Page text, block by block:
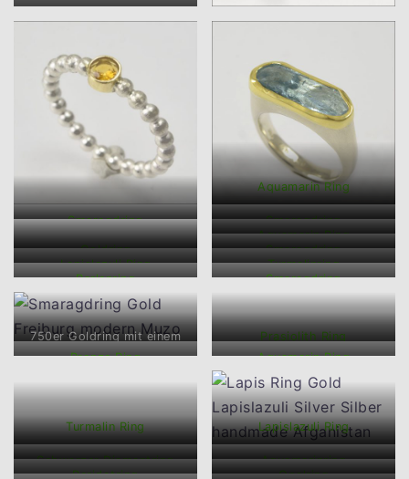
Aquamarin Ring
Smaragdring
Smaragdring
Aquamarin Ring
Goldring
Smaragdring
Lapislazuli Ring
Turmalinring
Perlenring
Smaragdring
750er Goldring mit einem
Smaragd aus Kolumbien.
Prasiolith Ring
Bronze Ring
Aquamarin Ring
Turmalin Ring Lapislazuli Ring
Schwarzer Diamantring
Aquamarinring
Peridotring
Opalring